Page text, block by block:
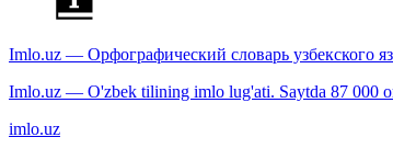
Imlo.uz — Орфографический словарь узбекского
Imlo.uz — O'zbek tilining imlo lug'ati. Saytda 87 000
imlo.uz